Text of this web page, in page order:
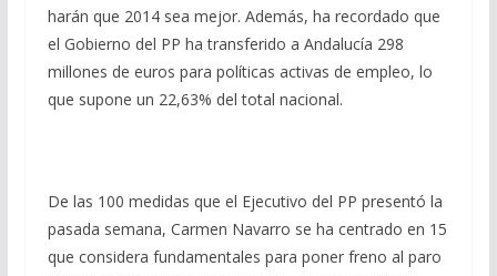
harán que 2014 sea mejor. Además, ha recordado que
el Gobierno del PP ha transferido a Andalucía 298
millones de euros para políticas activas de empleo, lo
que supone un 22,63% del total nacional.
De las 100 medidas que el Ejecutivo del PP presentó la
pasada semana, Carmen Navarro se ha centrado en 15
que considera fundamentales para poner freno al paro